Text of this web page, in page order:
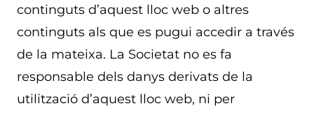
continguts d’aquest lloc web o altres
continguts als que es pugui accedir a través
de la mateixa. La Societat no es fa
responsable dels danys derivats de la
utilització d’aquest lloc web, ni per